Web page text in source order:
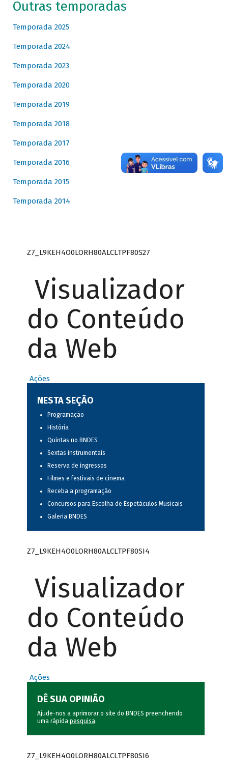
Outras temporadas
Temporada 2025
Temporada 2024
Temporada 2023
Temporada 2020
Temporada 2019
Temporada 2018
Temporada 2017
Temporada 2016
Temporada 2015
Temporada 2014
Z7_L9KEH4O0LORH80ALCLTPF80S27
Visualizador
do Conteúdo
da Web
Ações
NESTA SEÇÃO
Programação
História
Quintas no BNDES
Sextas instrumentais
Reserva de ingressos
Filmes e festivais de cinema
Receba a programação
Concursos para Escolha de Espetáculos Musicais
Galeria BNDES
Z7_L9KEH4O0LORH80ALCLTPF80SI4
Visualizador
do Conteúdo
da Web
Ações
DÊ SUA OPINIÃO
Ajude-nos a aprimorar o site do BNDES preenchendo
uma rápida pesquisa.
Z7_L9KEH4O0LORH80ALCLTPF80SI6